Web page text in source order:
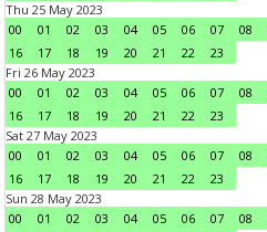
Thu 25 May 2023
00
01 02 03 04 05 06 07 08
16
17 18 19 20 21 22
23
Fri 26 May 2023
00
01 02 03 04 05 06 07 08
16
17 18 19 20 21 22
23
Sat 27 May 2023
00
01 02 03 04 05 06 07 08
16
17 18 19 20 21 22
23
Sun 28 May 2023
00
01 02 03 04 05 06 07 08